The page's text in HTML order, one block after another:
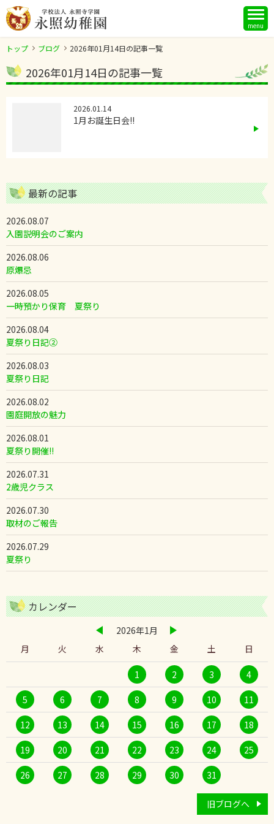
menu
トップ ブログ 2026年01月14日の記事一覧
2026年01月14日の記事一覧
2026.01.14
1月お誕生日会!!
最新の記事
2026.08.07
入園説明会のご案内
2026.08.06
原爆忌
2026.08.05
一時預かり保育 夏祭り
2026.08.04
夏祭り日記②
2026.08.03
夏祭り日記
2026.08.02
園庭開放の魅力
2026.08.01
夏祭り開催!!
2026.07.31
2歳児クラス
2026.07.30
取材のご報告
2026.07.29
夏祭り
カレンダー
2026年1月
月
火 水 木 金 土 日
1 2 3 4
5 6 7 8 9 10 11
12 13 14 15 16 17 18
19 20 21 22 23 24 25
26 27 28 29 30 31
旧ブログへ